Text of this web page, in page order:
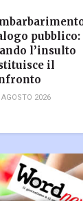
pubblico:
l’insulto
il
AGOSTO 2026